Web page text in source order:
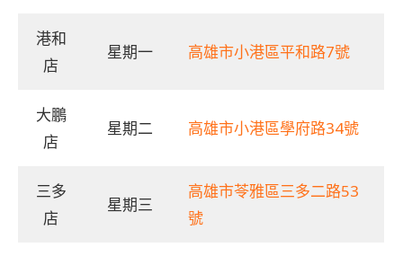
港和
店
星期一 高雄市小港區平和路7號
大鵬
店
星期二 高雄市小港區學府路34號
三多
店
星期三
高雄市苓雅區三多二路53
號